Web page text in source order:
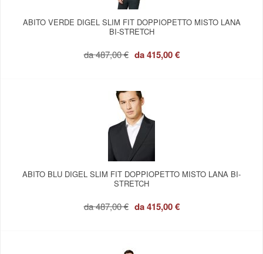
ABITO VERDE DIGEL SLIM FIT DOPPIOPETTO MISTO LANA
BI-STRETCH
da487,00 € da415,00 €
ABITO BLU DIGEL SLIM FIT DOPPIOPETTO MISTO LANA BI-
STRETCH
da487,00 € da415,00 €